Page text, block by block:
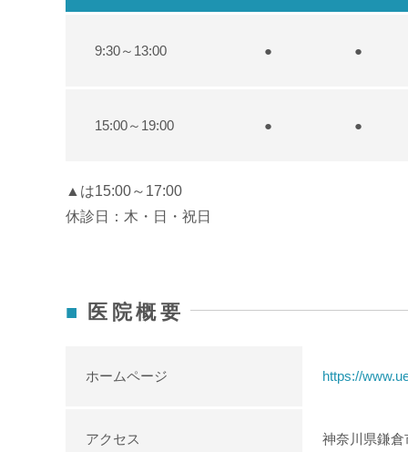
9:30～13:00 ● ●
15:00～19:00 ● ●
▲は15:00～17:00
休診日：木・日・祝日
医院概要
ホームページ https://
アクセス
神奈川県鎌